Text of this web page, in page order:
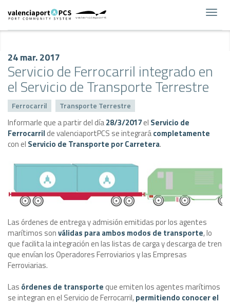
24 mar. 2017
Servicio de Ferrocarril integrado en
el Servicio de Transporte Terrestre
Ferrocarril Transporte Terrestre
Informarle que a partir del día28/3/2017el Servicio de
Ferrocarrilde valenciaportPCS se integrarácompletamente
con el Servicio de Transporte por Carretera.
Las órdenes de entrega y admisión emitidas por los agentes
marítimos sonválidas para ambos modos de transporte, lo
que facilita la integración en las listas de carga y descarga de tren
que envían los Operadores Ferroviarios y las Empresas
Ferroviarias.
Las órdenes de transporteque emiten los agentes marítimos
se integran en el Servicio de Ferrocarril,permitiendo conocer el